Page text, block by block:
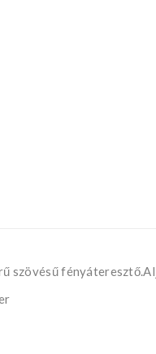
szövésű